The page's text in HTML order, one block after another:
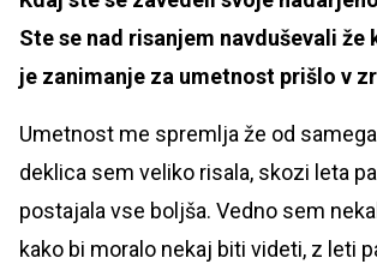
Ste se nad risanjem navduševali že
je zanimanje za umetnost prišlo v
Umetnost me spremlja že od
deklica sem veliko risala, skozi leta
postajala vse boljša. Vedno sem
kako bi moralo nekaj biti videti, z leti